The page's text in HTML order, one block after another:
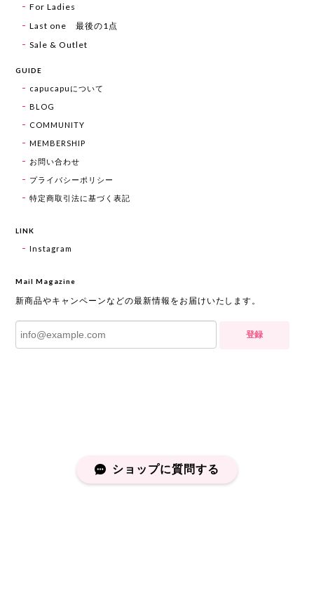
For Ladies
Last one 最後の1点
Sale & Outlet
GUIDE
capucapuについて
BLOG
COMMUNITY
MEMBERSHIP
お問い合わせ
プライバシーポリシー
特定商取引法に基づく表記
LINK
Instagram
Mail Magazine
新商品やキャンペーンなどの最新情報をお届けいたします。
登録
ショップに質問する